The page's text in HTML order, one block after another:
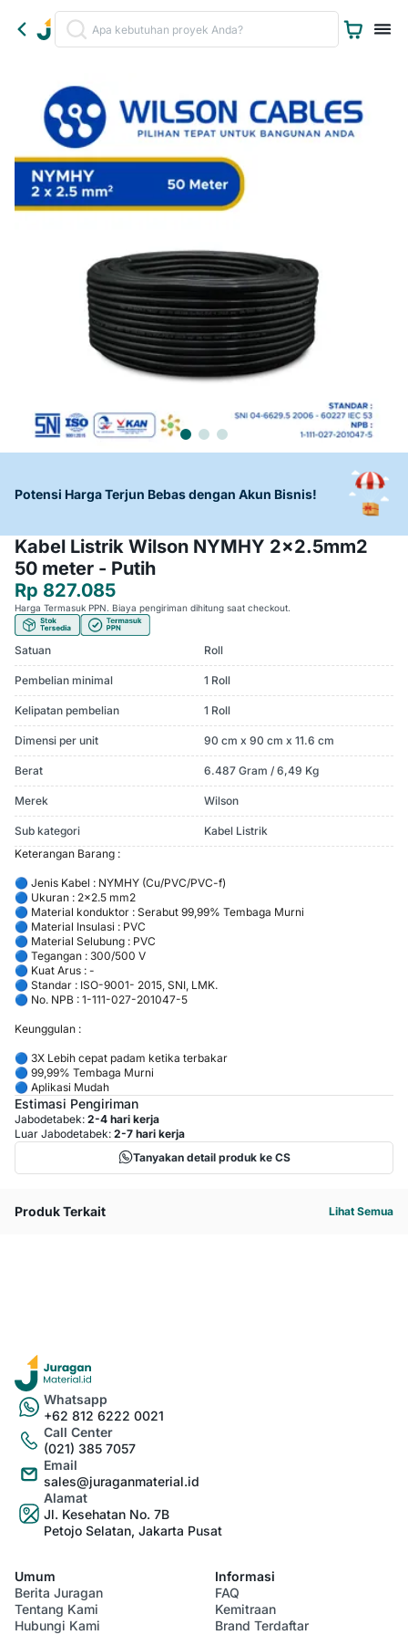
Potensi Harga Terjun Bebas dengan Akun Bisnis!
Kabel Listrik Wilson NYMHY 2x2.5mm2
50 meter - Putih
Rp 827.085
Harga Termasuk PPN. Biaya pengiriman dihitung saat checkout.
Satuan Roll
Pembelian minimal 1 Roll
Kelipatan pembelian 1 Roll
Dimensi per unit 90 cm x 90 cm x 11.6 cm
Berat 6.487 Gram / 6,49 Kg
Merek Wilson
Sub kategori
Kabel Listrik
Keterangan Barang :
🔵 Jenis Kabel : NYMHY (Cu/PVC/PVC-f)
🔵 Ukuran : 2×2.5 mm2
🔵 Material konduktor : Serabut 99,99% Tembaga Murni
🔵 Material Insulasi : PVC
🔵 Material Selubung : PVC
🔵 Tegangan : 300/500 V
🔵 Kuat Arus : -
🔵 Standar : ISO-9001- 2015, SNI, LMK.
🔵 No. NPB : 1-111-027-201047-5
Keunggulan :
🔵 3X Lebih cepat padam ketika terbakar
🔵 99,99% Tembaga Murni
🔵 Aplikasi Mudah
Estimasi Pengiriman
Jabodetabek: 2-4 hari kerja
Luar Jabodetabek: 2-7 hari kerja
Tanyakan detail produk ke CS
Produk Terkait Lihat Semua
Whatsapp
+62 812 6222 0021
Call Center
(021) 385 7057
Email
sales@juraganmaterial.id
Alamat
Jl. Kesehatan No. 7B
Petojo Selatan, Jakarta Pusat
Umum
Berita Juragan
Tentang Kami
Hubungi Kami
Informasi
FAQ
Kemitraan
Brand Terdaftar